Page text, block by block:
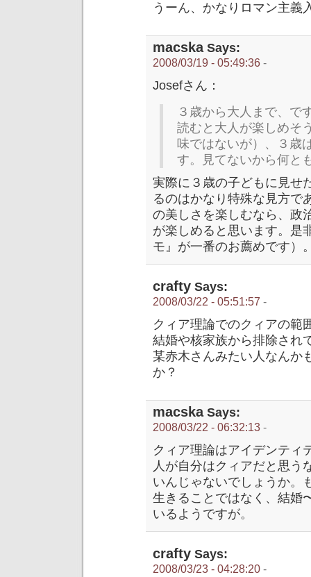
うーん、かなりロマン主義
macskaSays:
2008/03/19 - 05:49:36 -
Josefさん：
３歳から大人まで、で
読むと大人が楽しめそ
味ではないが）、３歳
す。見てないから何と
実際に３歳の子どもに見せ
るのはかなり特殊な見方で
の美しさを楽しむなら、政
が楽しめると思います。是
モ』が一番のお薦めです）
crafty Says:
2008/03/22 - 05:51:57 -
クィア理論でのクィアの範
結婚や核家族から排除され
某赤木さんみたい人なんか
か？
macskaSays:
2008/03/22 - 06:32:13 -
クィア理論はアイデンティ
人が自分はクィアだと思う
いんじゃないでしょうか。
生きることではなく、結婚
いるようですが。
crafty Says:
2008/03/23 - 04:28:20 -